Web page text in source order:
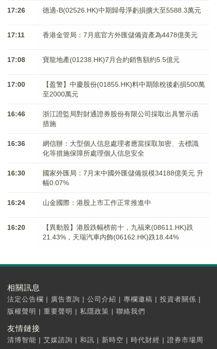
17:26 德適-B(02526.HK)中期歸母淨虧損擴大至5588.3萬元
17:11 香港金管局：7月底官方外匯儲備資產為4478億美元
17:08 寶龍地產(01238.HK)7月合約銷售額約5.5億元
17:00
【盈警】中慶股份(01855.HK)料中期除稅後虧損500萬
至2000萬元
16:46
浙江證監局對財通證券股份有限公司採取出具警示函
措施
16:36
網信辦：大型個人信息處理者應當採取加密、去標識
化等措施保障所處理個人信息安全
16:30
國家外匯局：7月末中國外匯儲備規模34188億美元 升
幅0.07%
16:24 山金國際：港股上市工作正常推進中
16:20
【異動股】港股跌幅榜前十，九福來(08611.HK)跌
21.43%，天瑞汽車内飾(06162.HK)跌18.44%
相關訊息
法定公告欄 | 廣告查詢 | 公司介紹 | 專欄邀稿 | 投資者關係 |
版權聲明 | 重要聲明 | 私隱政策 | 聯絡我們
友情鏈接
清博智能 | 艾媒諮詢 | 和訊 | 新時空 | 時代財經 | 證券市場周